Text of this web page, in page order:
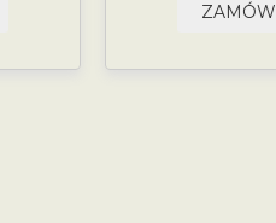
ZAMÓW